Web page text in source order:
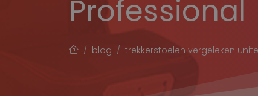
Transport
Werkplek
Constructie
Stoelen voor Bouwmachine
Professional
blog trekkerstoelen vergeleken